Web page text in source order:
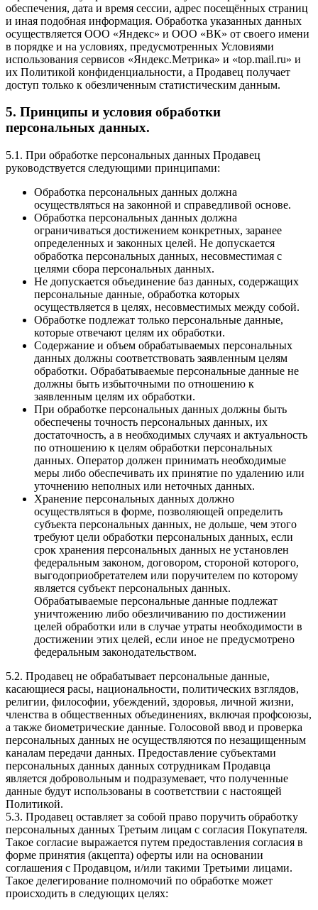
обеспечения, дата и время сессии, адрес посещённых страниц
и иная подобная информация. Обработка указанных данных
осуществляется ООО «Яндекс» и ООО «ВК» от своего имени
в порядке и на условиях, предусмотренных Условиями
использования сервисов «Яндекс.Метрика» и «top.mail.ru» и
их Политикой конфиденциальности, а Продавец получает
доступ только к обезличенным статистическим данным.
5. Принципы и условия обработки
персональных данных.
5.1. При обработке персональных данных Продавец
руководствуется следующими принципами:
Обработка персональных данных должна
осуществляться на законной и справедливой основе.
Обработка персональных данных должна
ограничиваться достижением конкретных, заранее
определенных и законных целей. Не допускается
обработка персональных данных, несовместимая с
целями сбора персональных данных.
Не допускается объединение баз данных, содержащих
персональные данные, обработка которых
осуществляется в целях, несовместимых между собой.
Обработке подлежат только персональные данные,
которые отвечают целям их обработки.
Содержание и объем обрабатываемых персональных
данных должны соответствовать заявленным целям
обработки. Обрабатываемые персональные данные не
должны быть избыточными по отношению к
заявленным целям их обработки.
При обработке персональных данных должны быть
обеспечены точность персональных данных, их
достаточность, а в необходимых случаях и актуальность
по отношению к целям обработки персональных
данных. Оператор должен принимать необходимые
меры либо обеспечивать их принятие по удалению или
уточнению неполных или неточных данных.
Хранение персональных данных должно
осуществляться в форме, позволяющей определить
субъекта персональных данных, не дольше, чем этого
требуют цели обработки персональных данных, если
срок хранения персональных данных не установлен
федеральным законом, договором, стороной которого,
выгодоприобретателем или поручителем по которому
является субъект персональных данных.
Обрабатываемые персональные данные подлежат
уничтожению либо обезличиванию по достижении
целей обработки или в случае утраты необходимости в
достижении этих целей, если иное не предусмотрено
федеральным законодательством.
5.2. Продавец не обрабатывает персональные данные,
касающиеся расы, национальности, политических взглядов,
религии, философии, убеждений, здоровья, личной жизни,
членства в общественных объединениях, включая профсоюзы,
а также биометрические данные. Голосовой ввод и проверка
персональных данных не осуществляются по незащищенным
каналам передачи данных. Предоставление субъектами
персональных данных данных сотрудникам Продавца
является добровольным и подразумевает, что полученные
данные будут использованы в соответствии с настоящей
Политикой.
5.3. Продавец оставляет за собой право поручить обработку
персональных данных Третьим лицам с согласия Покупателя.
Такое согласие выражается путем предоставления согласия в
форме принятия (акцепта) оферты или на основании
соглашения с Продавцом, и/или такими Третьими лицами.
Такое делегирование полномочий по обработке может
происходить в следующих целях: